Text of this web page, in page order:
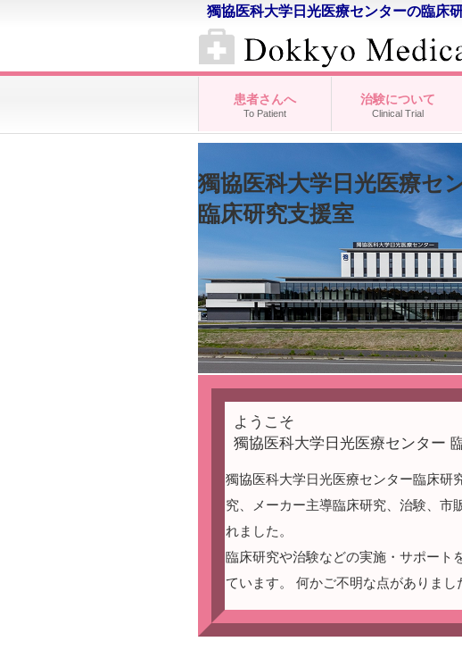
獨協医科大学日光医療センターの臨床
獨協医科大学日光医療セ
臨床研究支援室
ようこそ
獨協医科大学日光医療センター
獨協医科大学日光医療センター臨床研
究、メーカー主導臨床研究、治験、市
れました。
臨床研究や治験などの実施・サポート
ています。 何かご不明な点がありまし
患者さんへ
To Patient
治験について
Clinical Trial